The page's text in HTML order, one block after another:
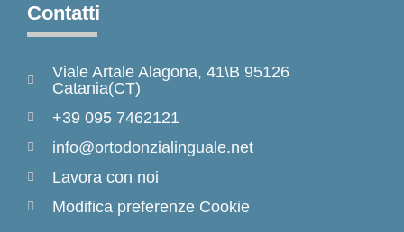
Contatti
Viale Artale Alagona, 41\B 95126
Catania(CT)
+39 095 7462121
info@ortodonzialinguale.net
Lavora con noi
Modifica preferenze Cookie